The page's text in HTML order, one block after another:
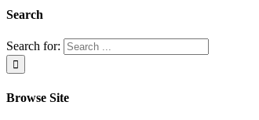
Search
Search for:
Browse Site